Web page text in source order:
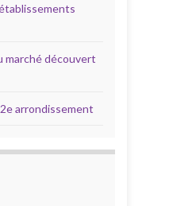
marché découvert
arrondissement